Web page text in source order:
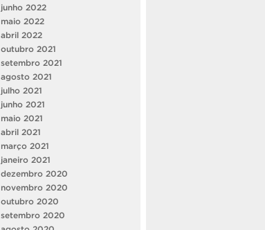
junho 2022
maio 2022
abril 2022
outubro 2021
setembro 2021
agosto 2021
julho 2021
junho 2021
maio 2021
abril 2021
março 2021
janeiro 2021
dezembro 2020
novembro 2020
outubro 2020
setembro 2020